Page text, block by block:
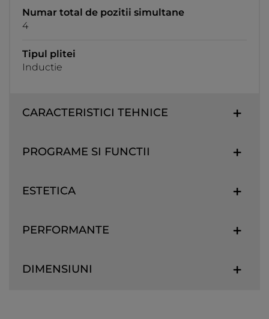
Numar total de pozitii simultane
4
Tipul plitei
Inductie
CARACTERISTICI TEHNICE
PROGRAME SI FUNCTII
ESTETICA
PERFORMANTE
DIMENSIUNI